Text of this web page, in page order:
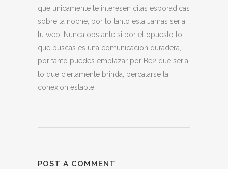
que unicamente te interesen citas esporadicas
sobre la noche, por lo tanto esta Jamas seria
tu web. Nunca obstante si por el opuesto lo
que buscas es una comunicacion duradera,
por tanto puedes emplazar por Be2 que seria
lo que ciertamente brinda, percatarse la
conexion estable.
POST A COMMENT